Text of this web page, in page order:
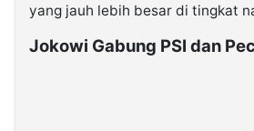
yang jauh lebih besar di tingkat
Jokowi Gabung PSI dan